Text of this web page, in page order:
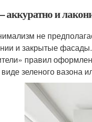
и
не
и закрытые
правил
зеленого вазона